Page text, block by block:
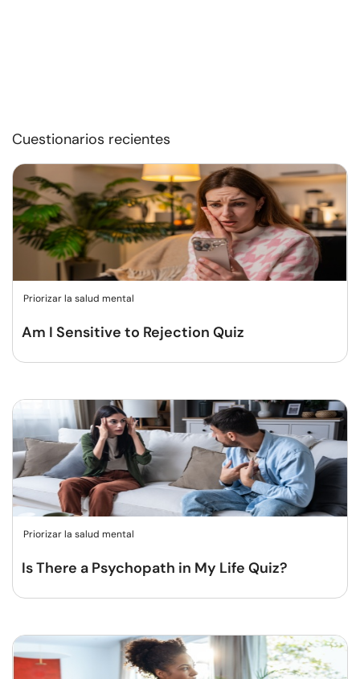
Cuestionarios recientes
Priorizar la salud mental
Am I Sensitive to Rejection Quiz
Priorizar la salud mental
Is There a Psychopath in My Life Quiz?